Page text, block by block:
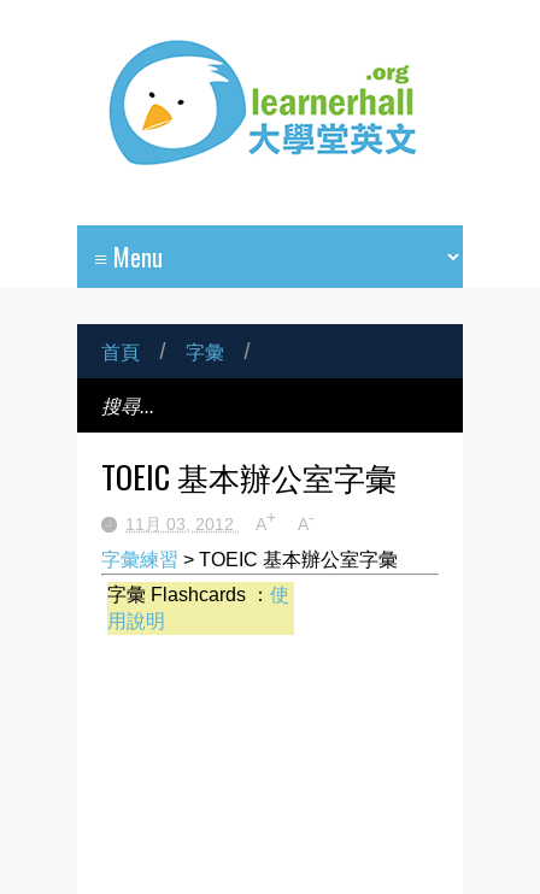
首頁 / 字彙 /
TOEIC 基本辦公室字彙
11月 03, 2012 A+ A-
字彙練習 > TOEIC 基本辦公室字彙
字彙 Flashcards ： 使
用說明